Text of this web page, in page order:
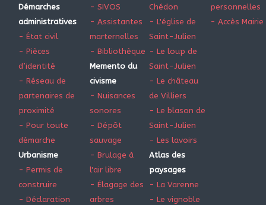
Démarches
administratives
- État civil
- Pièces
d’identité
- Réseau de
partenaires de
proximité
- Pour toute
démarche
Urbanisme
- Permis de
construire
- Déclaration
- SIVOS
- Assistantes
marternelles
- Bibliothèque
Memento du
civisme
- Nuisances
sonores
- Dépôt
sauvage
- Brulage à
l'air libre
- Élagage des
arbres
Chédon
- L'église de
Saint-Julien
- Le loup de
Saint-Julien
- Le château
de Villiers
- Le blason de
Saint-Julien
- Les lavoirs
Atlas des
paysages
- La Varenne
- Le vignoble
personnelles
- Accès Mairie